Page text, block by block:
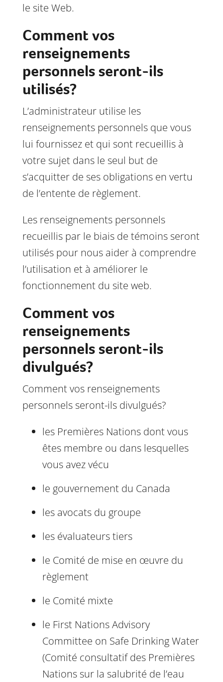
le site Web.
Comment vos
renseignements
personnels seront-ils
utilisés?
L’administrateur utilise les
renseignements personnels que vous
lui fournissez et qui sont recueillis à
votre sujet dans le seul but de
s’acquitter de ses obligations en vertu
de l’entente de règlement.
Les renseignements personnels
recueillis par le biais de témoins seront
utilisés pour nous aider à comprendre
l’utilisation et à améliorer le
fonctionnement du site web.
Comment vos
renseignements
personnels seront-ils
divulgués?
Comment vos renseignements
personnels seront-ils divulgués?
les Premières Nations dont vous
êtes membre ou dans lesquelles
vous avez vécu
le gouvernement du Canada
les avocats du groupe
les évaluateurs tiers
le Comité de mise en œuvre du
règlement
le Comité mixte
le First Nations Advisory
Committee on Safe Drinking Water
(Comité consultatif des Premières
Nations sur la salubrité de l’eau